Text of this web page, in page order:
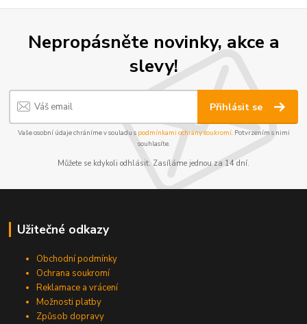
Nepropásněte novinky, akce a
slevy!
Přihlásit se
Vaše osobní údaje chráníme v souladu s podmínkami ochrany soukromí. Potvrzením s nimi
souhlasíte.
Můžete se kdykoli odhlásit. Zasíláme jednou za 14 dní.
Užitečné odkazy
Obchodní podmínky
Ochrana soukromí
Reklamace a vrácení
Možnosti platby
Způsob dopravy